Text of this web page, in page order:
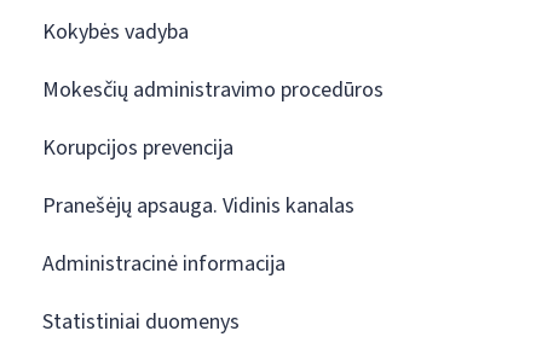
Kokybės vadyba
Mokesčių administravimo procedūros
Korupcijos prevencija
Pranešėjų apsauga. Vidinis kanalas
Administracinė informacija
Statistiniai duomenys